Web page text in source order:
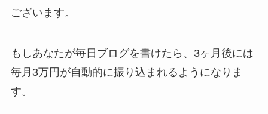
ございます。
もしあなたが毎日ブログを書けたら、3ヶ月後には
毎月3万円が自動的に振り込まれるようになりま
す。